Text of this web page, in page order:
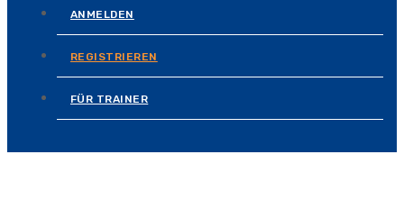
ANMELDEN
REGISTRIEREN
FÜR TRAINER